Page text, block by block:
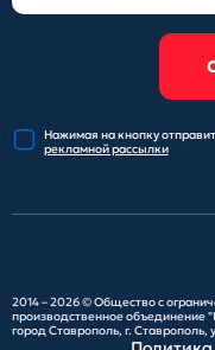
Нажимая на кнопку
рекламной рассылки
2014 – 2026 ©Общество с
производственное объединение
город Ставрополь, г. Ставрополь,